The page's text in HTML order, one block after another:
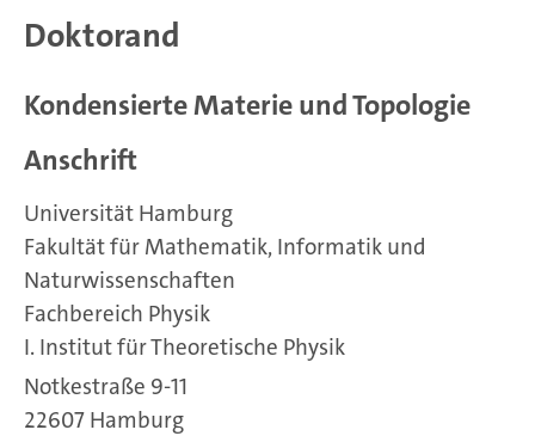
Doktorand
Kondensierte Materie und Topologie
Anschrift
Universität Hamburg
Fakultät für Mathematik, Informatik und
Naturwissenschaften
Fachbereich Physik
I. Institut für Theoretische Physik
Notkestraße 9-11
22607 Hamburg